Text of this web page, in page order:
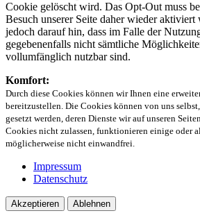
Cookie gelöscht wird. Das Opt-Out muss
Besuch unserer Seite daher wieder aktiviert
jedoch darauf hin, dass im Falle der
gegebenenfalls nicht sämtliche
vollumfänglich nutzbar sind.
Komfort:
Durch diese Cookies können wir Ihnen eine
bereitzustellen. Die Cookies können von uns
gesetzt werden, deren Dienste wir auf unseren
Cookies nicht zulassen, funktionieren einige oder
möglicherweise nicht einwandfrei.
Impressum
Datenschutz
Akzeptieren Ablehnen